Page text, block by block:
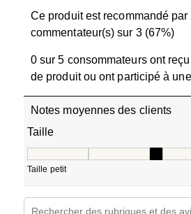
Ce produit est recommandé par
commentateur(s) sur 3 (67%)
0 sur 5 consommateurs ont
de produit ou ont participé à
Notes moyennes des clients
Taille
Taille petit
Zone de recherche de sujet et